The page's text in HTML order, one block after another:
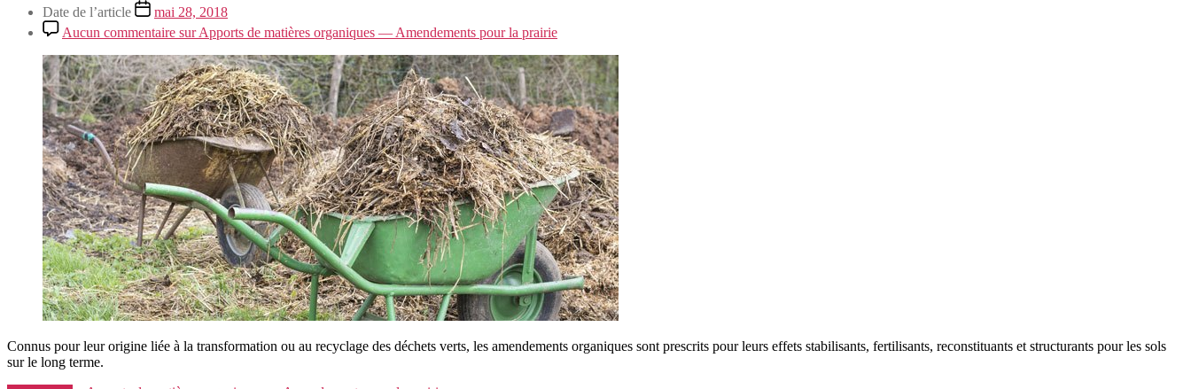
Date de l’article
mai 28, 2018
Aucun commentaire sur Apports de matières organiques — Amendements pour la prairie
Connus pour leur origine liée à la transformation ou au recyclage des déchets verts, les amendements organiques sont prescrits pour leurs effets stabilisants, fertilisants, reconstituants et structurants pour les sols
sur le long terme.